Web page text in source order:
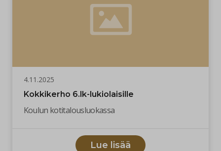
4.11.2025
Kokkikerho 6.lk-lukiolaisille
Koulun kotitalousluokassa
Lue lisää